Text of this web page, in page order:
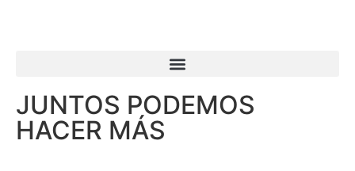
JUNTOS PODEMOS
HACER MÁS